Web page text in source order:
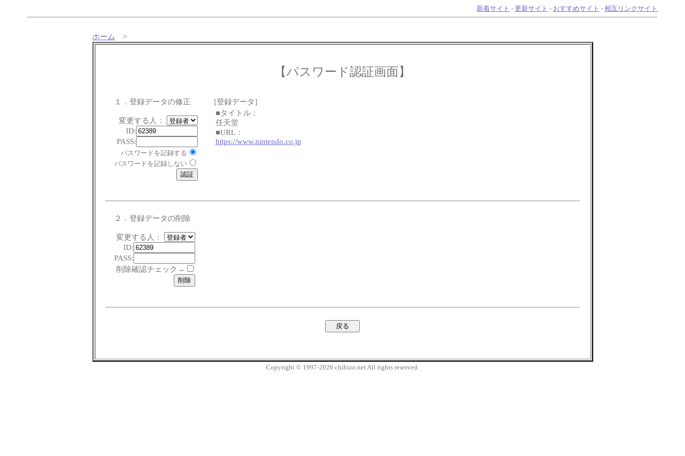
新着サイト -更新サイト - おすすめサイト -相互リンクサイト
ホーム >
【パスワード認証画面】
１．登録データの修正
変更する人：
ID:
PASS:
パスワードを記録する
パスワードを記録しない
[登録データ]
■タイトル：
任天堂
■URL：
https://www.nintendo.co.jp
２．登録データの削除
変更する人：
ID:
PASS:
削除確認チェック→
Copyright © 1997-2026 chibizo.net All rights reserved.